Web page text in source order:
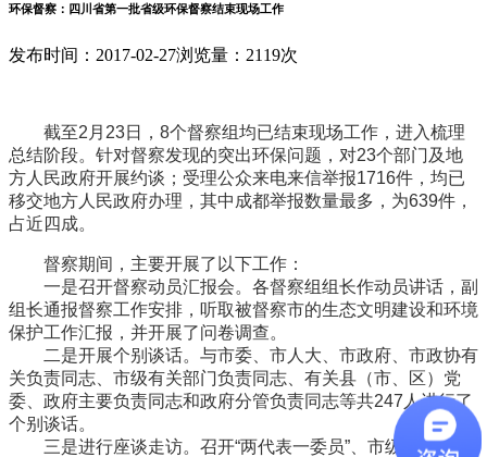
环保督察：四川省第一批省级环保督察结束现场工作
发布时间：2017-02-27浏览量：2119次
截至2月23日，8个督察组均已结束现场工作，进入梳理
总结阶段。针对督察发现的突出环保问题，对23个部门及地
方人民政府开展约谈；受理公众来电来信举报1716件，均已
移交地方人民政府办理，其中成都举报数量最多，为639件，
占近四成。
督察期间，主要开展了以下工作：
一是召开督察动员汇报会。各督察组组长作动员讲话，副
组长通报督察工作安排，听取被督察市的生态文明建设和环境
保护工作汇报，并开展了问卷调查。
二是开展个别谈话。与市委、市人大、市政府、市政协有
关负责同志、市级有关部门负责同志、有关县（市、区）党
委、政府主要负责同志和政府分管负责同志等共247人进行了
个别谈话。
三是进行座谈走访。召开“两代表一委员”、市级有关部